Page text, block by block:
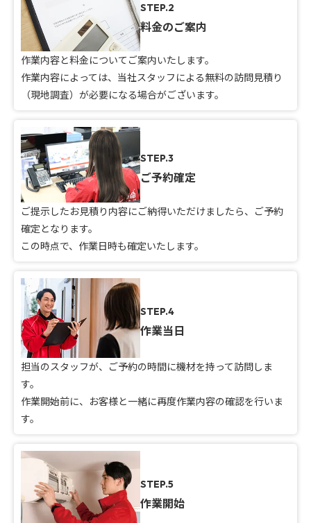
STEP.2
料金のご案内
作業内容と料金についてご案内いたします。
作業内容によっては、当社スタッフによる無料の訪問見積り
（現地調査）が必要になる場合がございます。
STEP.3
ご予約確定
ご提示したお見積り内容にご納得いただけましたら、ご予約
確定となります。
この時点で、作業日時も確定いたします。
STEP.4
作業当日
担当のスタッフが、ご予約の時間に機材を持って訪問しま
す。
作業開始前に、お客様と一緒に再度作業内容の確認を行いま
す。
STEP.5
作業開始